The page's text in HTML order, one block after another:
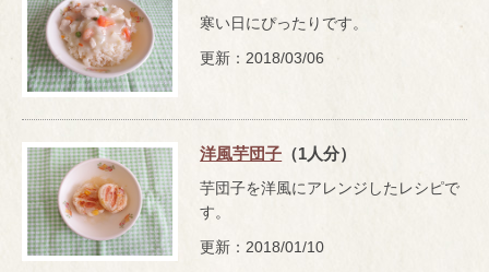
寒い日にぴったりです。
更新：2018/03/06
洋風芋団子 （1人分）
芋団子を洋風にアレンジしたレシピで
す。
更新：2018/01/10